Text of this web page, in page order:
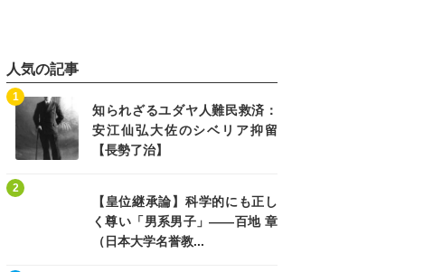
人気の記事
知られざるユダヤ人難民救済：
安江仙弘大佐のシベリア抑留
【長勢了治】
1
【皇位継承論】科学的にも正し
く尊い「男系男子」――百地 章
（日本大学名誉教...
2